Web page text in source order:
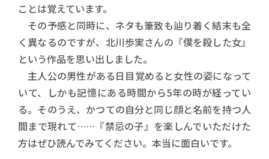
ことは覚えています。
その予感と同時に、ネタも筆致も辿り着く結末も全
く異なるのですが、北川歩実さんの『僕を殺した女』
という作品を思い出しました。
主人公の男性がある日目覚めると女性の姿になって
いて、しかも記憶にある時間から5年の時が経ってい
る。そのうえ、かつての自分と同じ顔と名前を持つ人
間まで現れて……『禁忌の子』を楽しんでいただけた
方はぜひ読んでみてください。本当に面白いです。